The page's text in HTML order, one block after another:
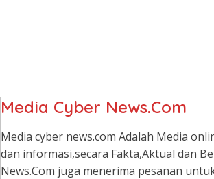
Media Cyber News.Com
Media cyber news.com Adalah Media
dan informasi,secara Fakta,Aktual dan
News.Com juga menerima pesanan